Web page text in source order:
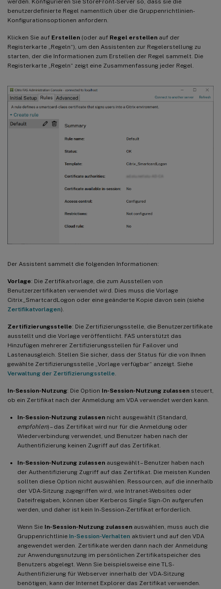
werden. Konfigurieren Sie StoreFront-Server so, dass sie die
benutzerdefinierte Regel namentlich über die Gruppenrichtlinien-
Konfigurationsoptionen anfordern.
Klicken Sie auf Erstellen (oder auf Regel erstellen auf der
Registerkarte „Regeln“), um den Assistenten zur Regelerstellung zu
starten, der die Informationen zum Erstellen der Regel sammelt. Die
Registerkarte „Regeln“ zeigt eine Zusammenfassung jeder Regel.
Der Assistent sammelt die folgenden Informationen:
Vorlage: Die Zertifikatvorlage, die zum Ausstellen von
Benutzerzertifikaten verwendet wird. Dies muss die Vorlage
Citrix_SmartcardLogon oder eine geänderte Kopie davon sein (siehe
Zertifikatvorlagen).
Zertifizierungsstelle: Die Zertifizierungsstelle, die Benutzerzertifikate
ausstellt und die Vorlage veröffentlicht. FAS unterstützt das
Hinzufügen mehrerer Zertifizierungsstellen für Failover und
Lastenausgleich. Stellen Sie sicher, dass der Status für die von Ihnen
gewählte Zertifizierungsstelle „Vorlage verfügbar“ anzeigt. Siehe
Verwaltung der Zertifizierungsstelle
In-Session-Nutzung: Die Option In-Session-Nutzung zulassen steuert,
ob ein Zertifikat nach der Anmeldung am VDA verwendet werden kann.
In-Session-Nutzung zulassen nicht ausgewählt (Standard,
empfohlen) – das Zertifikat wird nur für die Anmeldung oder
Wiederverbindung verwendet, und Benutzer haben nach der
Authentifizierung keinen Zugriff auf das Zertifikat.
In-Session-Nutzung zulassen ausgewählt – Benutzer haben nach
der Authentifizierung Zugriff auf das Zertifikat. Die meisten Kunden
sollten diese Option nicht auswählen. Ressourcen, auf die innerhalb
der VDA-Sitzung zugegriffen wird, wie Intranet-Websites oder
Dateifreigaben, können über Kerberos Single Sign-On aufgerufen
werden, und daher ist kein In-Session-Zertifikat erforderlich.
Wenn Sie In-Session-Nutzung zulassen auswählen, muss auch die
Gruppenrichtlinie In-Session-Verhalten aktiviert und auf den VDA
angewendet werden. Zertifikate werden dann nach der Anmeldung
zur Anwendungsnutzung im persönlichen Zertifikatspeicher des
Benutzers abgelegt. Wenn Sie beispielsweise eine TLS-
Authentifizierung für Webserver innerhalb der VDA-Sitzung
benötigen, kann der Internet Explorer das Zertifikat verwenden.